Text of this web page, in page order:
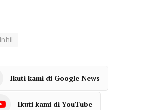
Inhil
Ikuti kami di Google News
Ikuti kami di YouTube